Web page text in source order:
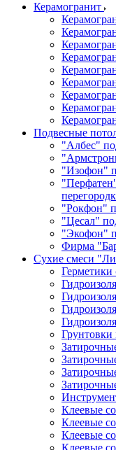
Керамогранит
Подвесные
"Албес"
"Изофон"
"Рокфон"
"Цесал"
"Экофон"
Фирма
Сухие смеси
Герметики
Грунтовки
Клеевые
Клеевые
Клеевые
Клеевые